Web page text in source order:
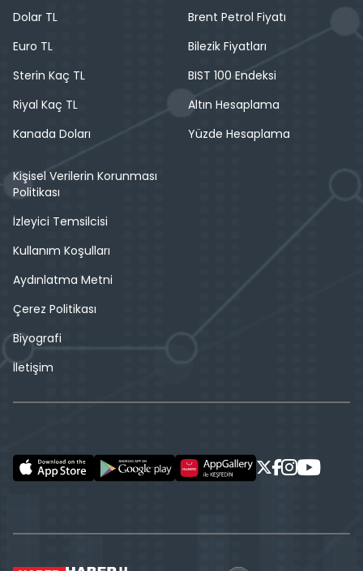
Dolar TL
Euro TL
Sterin Kaç TL
Riyal Kaç TL
Kanada Doları
Brent Petrol Fiyatı
Bilezik Fiyatları
BIST 100 Endeksi
Altın Hesaplama
Yüzde Hesaplama
Kişisel Verilerin Korunması
Politikası
İzleyici Temsilcisi
Kullanım Koşulları
Aydınlatma Metni
Çerez Politikası
Biyografi
İletişim